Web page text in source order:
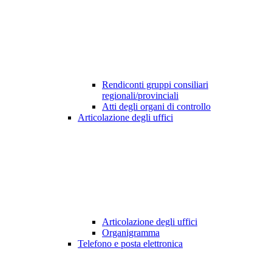
Rendiconti gruppi consiliari
regionali/provinciali
Atti degli organi di controllo
Articolazione degli uffici
Articolazione degli uffici
Organigramma
Telefono e posta elettronica